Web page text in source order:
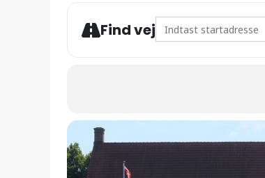
Find vej Address - Guidet